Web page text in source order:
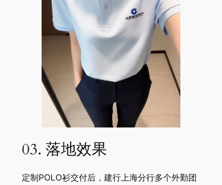
03. 落地效果
定制POLO衫交付后，建行上海分行多个外勤团